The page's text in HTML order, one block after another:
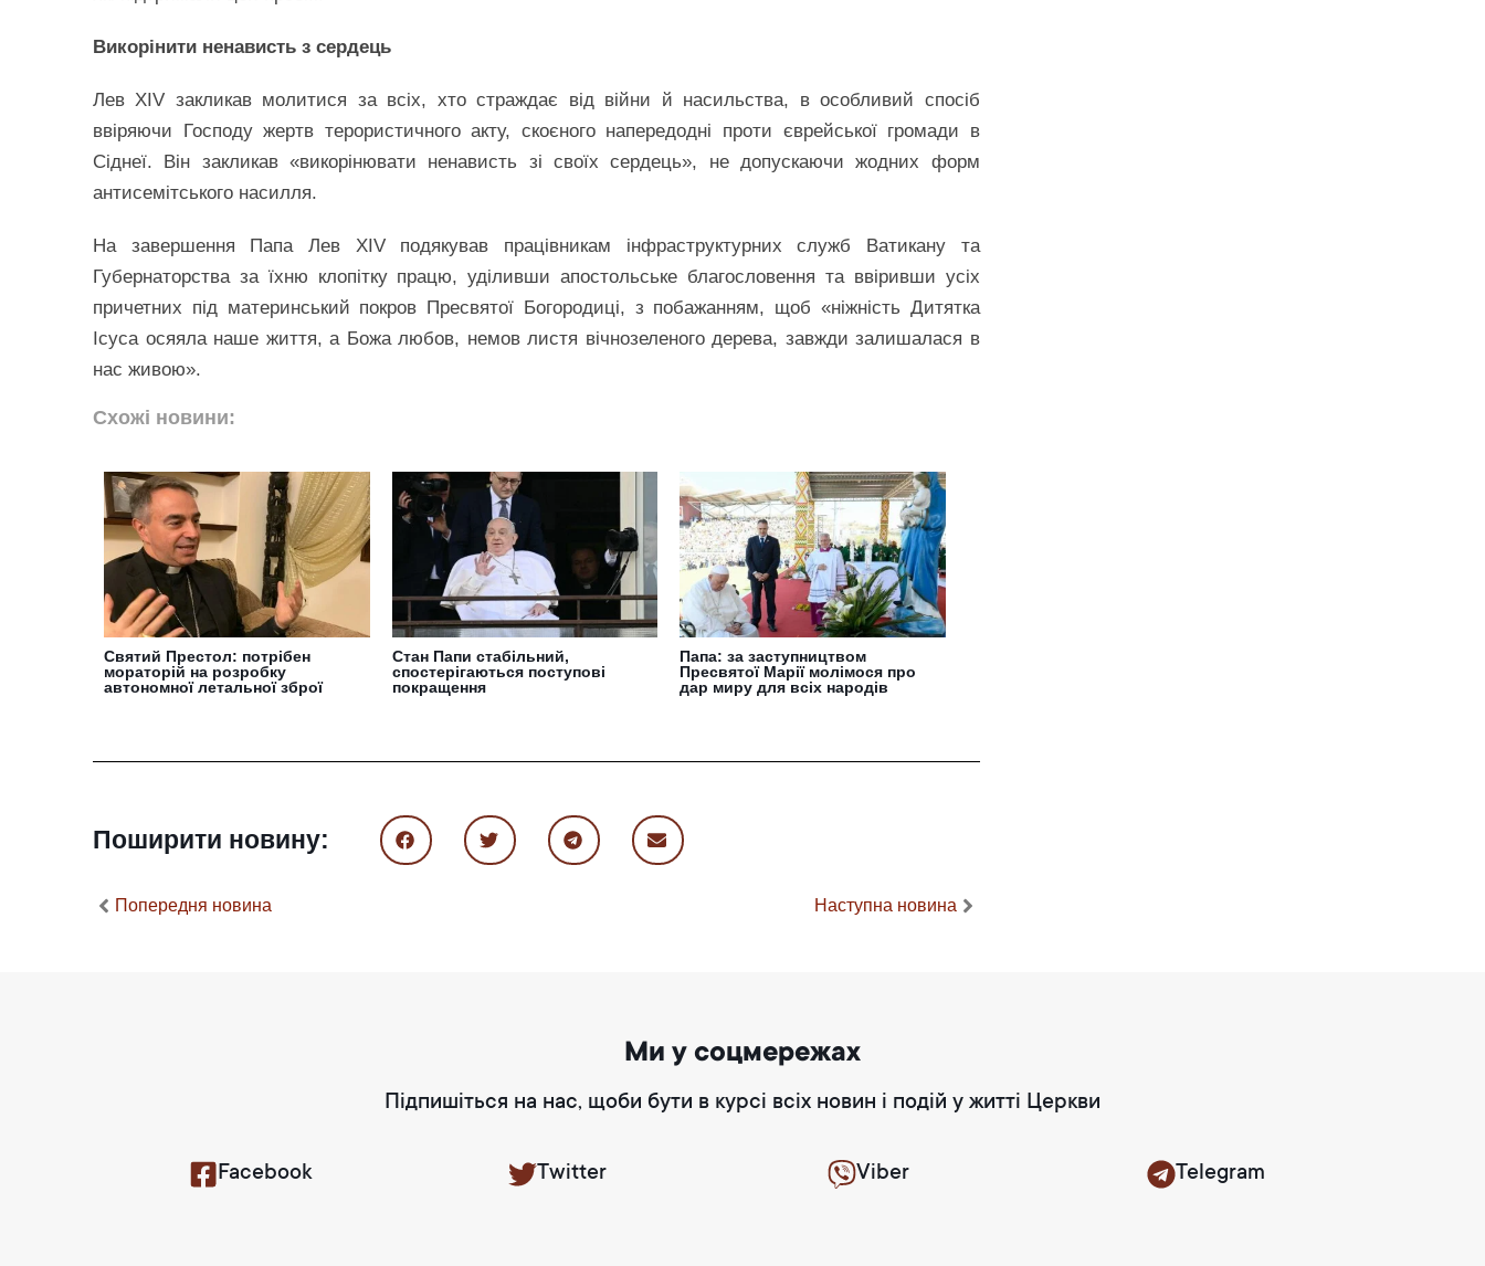
Викорінити ненависть з сердець
Лев XIV закликав молитися за всіх, хто страждає від війни й насильства, в особливий спосіб
ввіряючи Господу жертв терористичного акту, скоєного напередодні проти єврейської громади в
Сіднеї. Він закликав «викорінювати ненависть зі своїх сердець», не допускаючи жодних форм
антисемітського насилля.
На завершення Папа Лев XIV подякував працівникам інфраструктурних служб Ватикану та
Губернаторства за їхню клопітку працю, уділивши апостольське благословення та ввіривши усіх
причетних під материнський покров Пресвятої Богородиці, з побажанням, щоб «ніжність Дитятка
Ісуса осяяла наше життя, а Божа любов, немов листя вічнозеленого дерева, завжди залишалася в
нас живою».
Схожі новини:
Святий Престол: потрібен
мораторій на розробку
автономної летальної зброї
Стан Папи стабільний,
спостерігаються поступові
покращення
Папа: за заступництвом
Пресвятої Марії молімося про
дар миру для всіх народів
Поширити новину:
Попередня новина Наступна новина
Ми у соцмережах
Підпишіться на нас, щоби бути в курсі всіх новин і подій у житті Церкви
Facebook Twitter Viber Telegram